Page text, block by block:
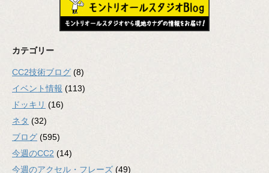
カテゴリー
CC2技術ブログ (8)
イベント情報 (113)
ドッキリ (16)
ネタ (32)
ブログ (595)
今週のCC2 (14)
今週のアクセル・フレーズ (49)